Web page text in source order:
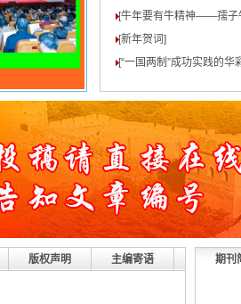
[牛年要有牛精神——孺子
[新年贺词]
[“一国两制”成功实践的华
版权声明 主编寄语 期刊